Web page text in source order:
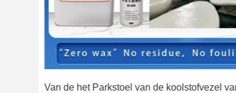
Van de het Parkstoel van de koolstofvezel